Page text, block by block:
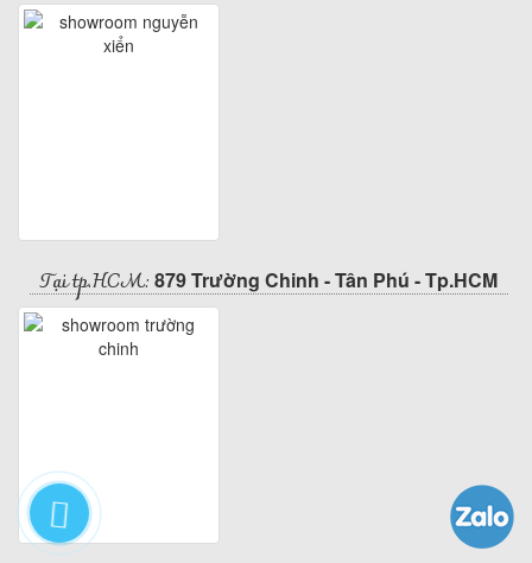
Tại tp.HCM: 879 Trường Chinh - Tân Phú - Tp.HCM